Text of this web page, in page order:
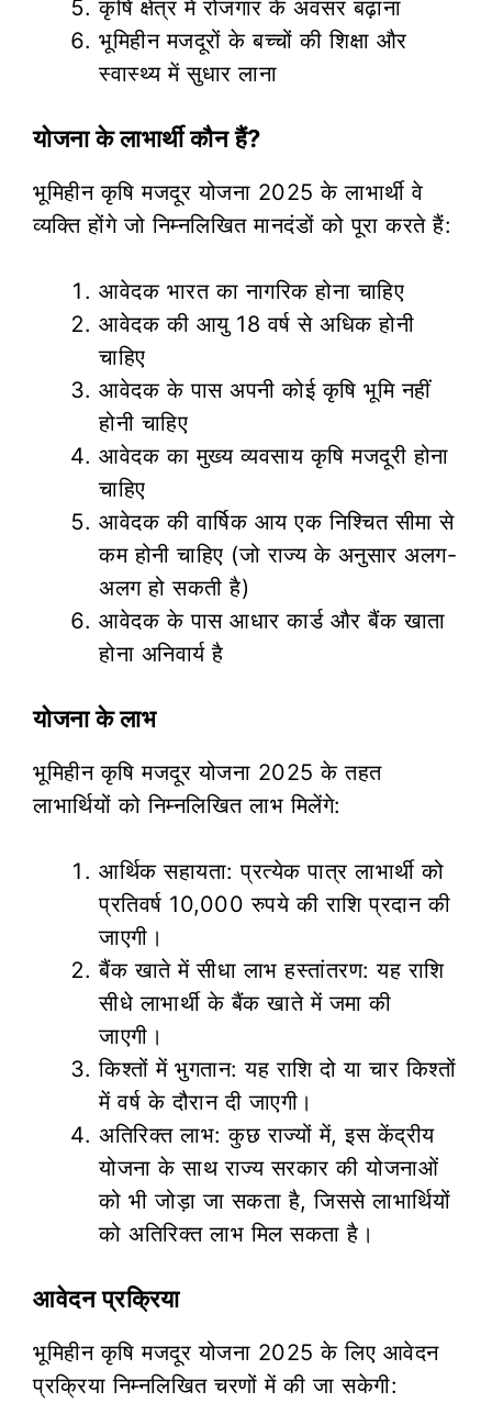
कृषि क्षेत्र में रोजगार के अवसर बढ़ाना
भूमिहीन मजदूरों के बच्चों की शिक्षा और
स्वास्थ्य में सुधार लाना
योजना के लाभार्थी कौन हैं?
भूमिहीन कृषि मजदूर योजना 2025 के लाभार्थी वे
व्यक्ति होंगे जो निम्नलिखित मानदंडों को पूरा करते हैं:
आवेदक भारत का नागरिक होना चाहिए
आवेदक की आयु 18 वर्ष से अधिक होनी
चाहिए
आवेदक के पास अपनी कोई कृषि भूमि नहीं
होनी चाहिए
आवेदक का मुख्य व्यवसाय कृषि मजदूरी होना
चाहिए
आवेदक की वार्षिक आय एक निश्चित सीमा से
कम होनी चाहिए (जो राज्य के अनुसार अलग-
अलग हो सकती है)
आवेदक के पास आधार कार्ड और बैंक खाता
होना अनिवार्य है
योजना के लाभ
भूमिहीन कृषि मजदूर योजना 2025 के तहत
लाभार्थियों को निम्नलिखित लाभ मिलेंगे:
आर्थिक सहायता: प्रत्येक पात्र लाभार्थी को
प्रतिवर्ष 10,000 रुपये की राशि प्रदान की
जाएगी।
बैंक खाते में सीधा लाभ हस्तांतरण: यह राशि
सीधे लाभार्थी के बैंक खाते में जमा की
जाएगी।
किश्तों में भुगतान: यह राशि दो या चार किश्तों
में वर्ष के दौरान दी जाएगी।
अतिरिक्त लाभ: कुछ राज्यों में, इस केंद्रीय
योजना के साथ राज्य सरकार की योजनाओं
को भी जोड़ा जा सकता है, जिससे लाभार्थियों
को अतिरिक्त लाभ मिल सकता है।
आवेदन प्रक्रिया
भूमिहीन कृषि मजदूर योजना 2025 के लिए आवेदन
प्रक्रिया निम्नलिखित चरणों में की जा सकेगी: